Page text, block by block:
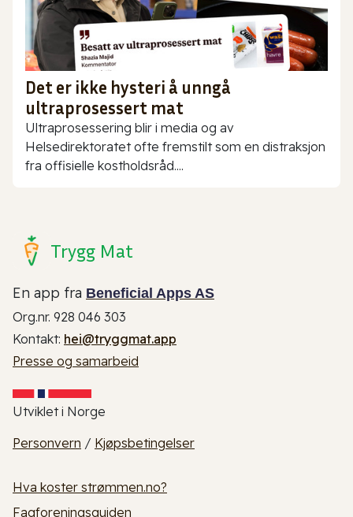
Det er ikke hysteri å unngå
ultraprosessert mat
Ultraprosessering blir i media og av
Helsedirektoratet ofte fremstilt som en distraksjon
fra offisielle kostholdsråd....
Trygg Mat
En app fra Beneficial Apps AS
Org.nr. 928 046 303
Kontakt: hei@tryggmat.app
Presse og samarbeid
Utviklet i Norge
Personvern / Kjøpsbetingelser
Hva koster strømmen.no?
Fagforeningsguiden